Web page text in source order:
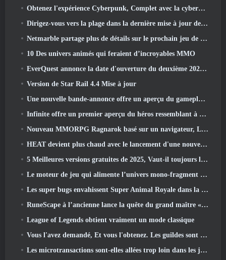
Obtenez l'expérience Cyberpunk, Complet avec la cyberpsychose, Dans le prochain événement crossover d’Apex Legends
Dirigez-vous vers la plage dans la dernière mise à jour de Palia
Netmarble partage plus de détails sur le prochain jeu de mise à niveau solo, Mise à niveau en solo: KARMA à l’Anime Expo
10 Des univers animés qui feraient d’incroyables MMO
EverQuest annonce la date d'ouverture du deuxième 2026 Serveur d'extension temporisé
Version de Star Rail 4.4 Mise à jour
Une nouvelle bande-annonce offre un aperçu du gameplay de Silver Palace
Infinite offre un premier aperçu du héros ressemblant à une sirène à venir dans le printemps-été 2013: Lumière du soir
Nouveau MMORPG Ragnarok basé sur un navigateur, L'univers Ragnarok annoncé
HEAT devient plus chaud avec le lancement d'une nouvelle carte du désert
5 Meilleures versions gratuites de 2025, Vaut-il toujours la peine d'y jouer 2026?
Le moteur de jeu qui alimente l’univers mono-fragment d’Eve Online est désormais open source
Les super bugs envahissent Super Animal Royale dans la mise à jour « Super Natural »
RuneScape à l’ancienne lance la quête du grand maître « La Lune de sang se lève », Mettre fin à une série de quêtes de 20 ans
League of Legends obtient vraiment un mode classique
Vous l'avez demandé, Et vous l'obtenez. Les guildes sont maintenant disponibles dans Eterspire
Les microtransactions sont-elles allées trop loin dans les jeux gratuits?